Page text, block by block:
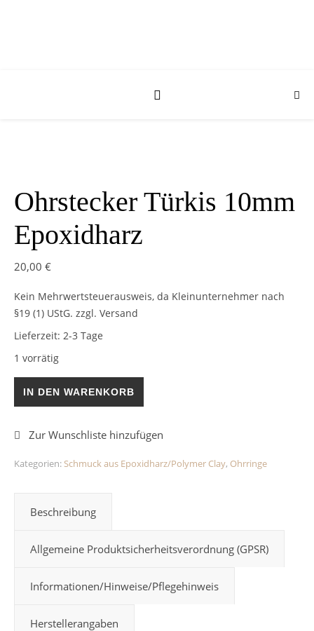
Ohrstecker Türkis 10mm
Epoxidharz
20,00 €
Kein Mehrwertsteuerausweis, da Kleinunternehmer nach
§19 (1) UStG. zzgl. Versand
Lieferzeit: 2-3 Tage
1 vorrätig
Ohrstecker Türkis 10mm Epoxidharz Menge
IN DEN WARENKORB
Kategorien: Schmuck aus Epoxidharz/Polymer Clay, Ohrringe
Beschreibung
Allgemeine Produktsicherheitsverordnung (GPSR)
Informationen/Hinweise/Pflegehinweis
Herstellerangaben